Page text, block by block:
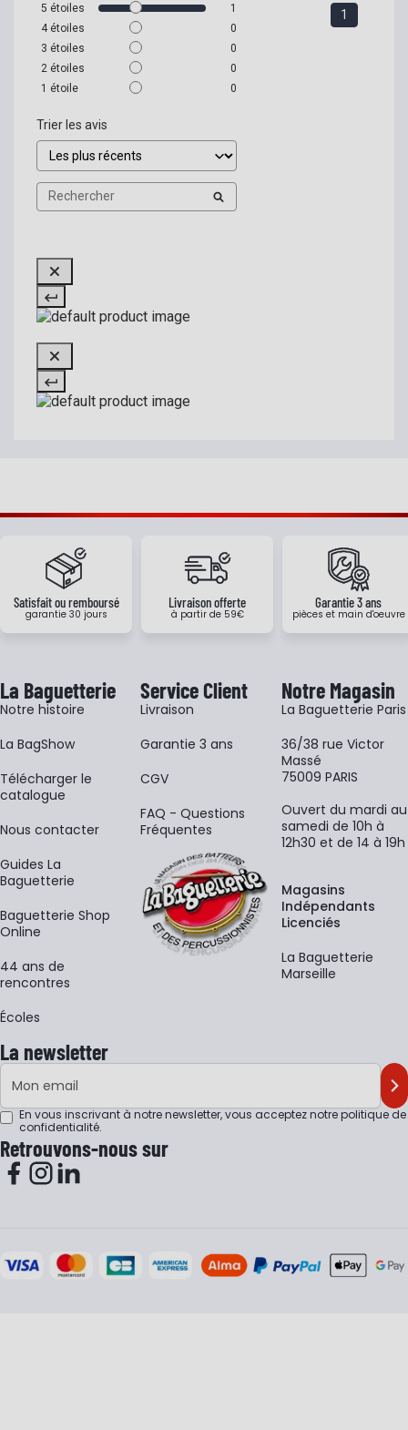
5 étoiles
1
4 étoiles
0
3 étoiles
0
2 étoiles
0
1 étoile 0
Trier les avis
1
Satisfait ou remboursé
garantie 30 jours
Livraison offerte
à partir de 59€
Garantie 3 ans
pièces et main d'oeuvre
La Baguetterie
Notre histoire
La BagShow
​Télécharger le
catalogue
Nous contacter
Guides La
Baguetterie
Baguetterie Shop
Online
44 ans de
rencontres
Écoles
Service Client
Livraison
Garantie 3 ans
CGV
FAQ - Questions
Fréquentes
Notre Magasin
La Baguetterie Paris
36/38 rue Victor
Massé
75009 PARIS
Ouvert du mardi au
samedi de 10h à
12h30 et de 14 à 19h
Magasins
Indépendants
Licenciés
La Baguetterie
Marseille
La newsletter
Adresse e-mail
En vous inscrivant à notre newsletter, vous acceptez notrepolitique de
confidentialité.
Retrouvons-nous sur